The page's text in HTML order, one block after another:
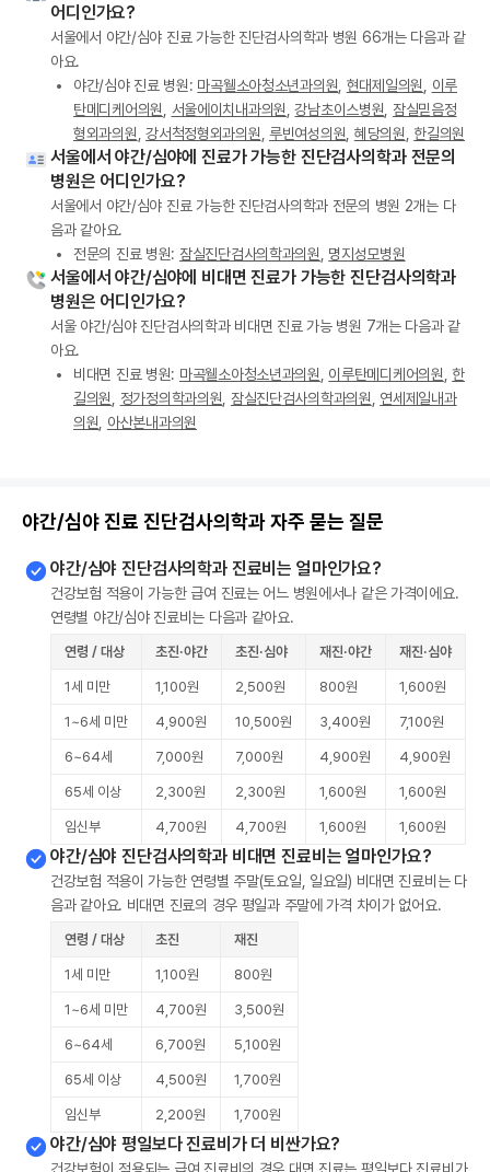
어디인가요?
서울에서 야간/심야 진료 가능한 진단검사의학과 병원 66개는 다음과 같
아요.
야간/심야 진료 병원: 마곡웰소아청소년과의원 현대제일의원
이루
탄메디케어의원
서울에이치내과의원 ,강남초이스병원
잠실믿음정
형외과의원 ,강서척정형외과의원 루빈여성의원 혜당의원 한길의원
서울에서 야간/심야에 진료가 가능한 진단검사의학과 전문의
병원은 어디인가요?
서울에서 야간/심야 진료 가능한 진단검사의학과 전문의 병원 2개는 다
음과 같아요.
전문의 진료 병원: 잠실진단검사의학과의원 명지성모병원
서울에서 야간/심야에 비대면 진료가 가능한 진단검사의학과
병원은 어디인가요?
서울 야간/심야 진단검사의학과 비대면 진료 가능 병원 7개는 다음과 같
아요.
비대면 진료 병원: 마곡웰소아청소년과의원 이루탄메디케어의원
한
길의원
정가정의학과의원 잠실진단검사의학과의원
연세제일내과
의원
아산본내과의원
야간/심야 진료 진단검사의학과 자주 묻는 질문
야간/심야 진단검사의학과 진료비는 얼마인가요?
건강보험 적용이 가능한 급여 진료는 어느 병원에서나 같은 가격이에요.
연령별 야간/심야 진료비는 다음과 같아요.
연령 / 대상 초진·야간 초진·심야 재진·야간 재진·심야
1세 미만 1,100원 2,500원 800원 1,600원
1~6세 미만 4,900원 10,500원 3,400원 7,100원
6~64세 7,000원 7,000원 4,900원 4,900원
65세 이상 2,300원 2,300원 1,600원 1,600원
임신부 4,700원 4,700원 1,600원 1,600원
야간/심야 진단검사의학과 비대면 진료비는 얼마인가요?
건강보험 적용이 가능한 연령별 주말(토요일, 일요일) 비대면 진료비는 다
음과 같아요. 비대면 진료의 경우 평일과 주말에 가격 차이가 없어요.
연령 / 대상 초진 재진
1세 미만 1,100원 800원
1~6세 미만 4,700원 3,500원
6~64세 6,700원 5,100원
65세 이상 4,500원 1,700원
임신부 2,200원 1,700원
야간/심야 평일보다 진료비가 더 비싼가요?